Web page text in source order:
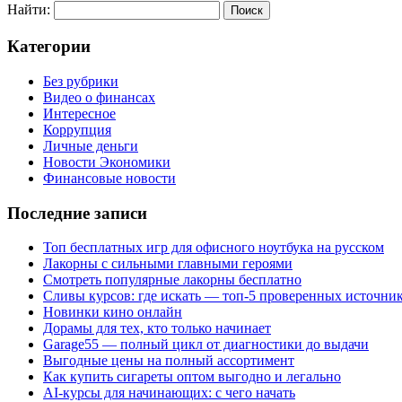
Найти:
Категории
Без рубрики
Видео о финансах
Интересное
Коррупция
Личные деньги
Новости Экономики
Финансовые новости
Последние записи
Топ бесплатных игр для офисного ноутбука на русском
Лакорны с сильными главными героями
Смотреть популярные лакорны бесплатно
Сливы курсов: где искать — топ-5 проверенных
Новинки кино онлайн
Дорамы для тех, кто только начинает
Garage55 — полный цикл от диагностики до выдачи
Выгодные цены на полный ассортимент
Как купить сигареты оптом выгодно и легально
AI-курсы для начинающих: с чего начать